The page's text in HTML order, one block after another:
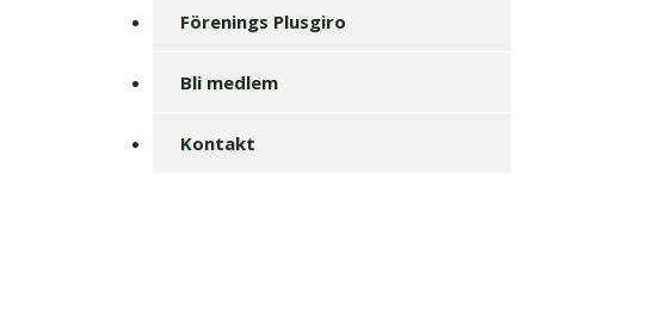
Förenings Plusgiro
Bli medlem
Kontakt